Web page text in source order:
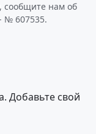
нам об
№ 607535.
Добавьте свой